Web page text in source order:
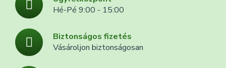
Hé-Pé 9:00 - 15:00
Biztonságos fizetés
Vásároljon biztonságosan